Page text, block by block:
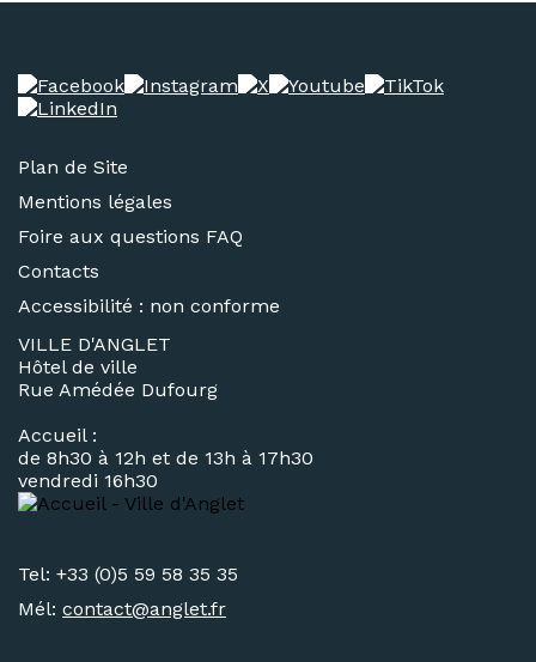
Plan de Site
Mentions légales
Foire aux questions FAQ
Contacts
Accessibilité : non conforme
VILLE D'ANGLET
Hôtel de ville
Rue Amédée Dufourg
Accueil :
de 8h30 à 12h et de 13h à 17h30
vendredi 16h30
Tel: +33 (0)5 59 58 35 35
Mél: contact@anglet.fr